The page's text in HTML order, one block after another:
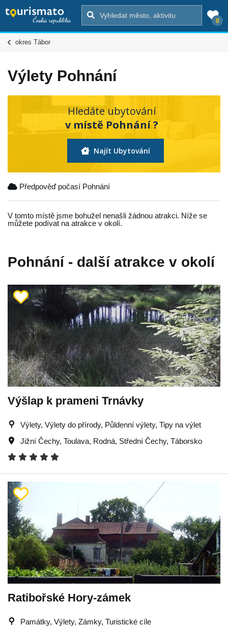
0
okres Tábor
Výlety Pohnání
Hledáte ubytování
v místě Pohnání ?
Najít Ubytování
Předpověď počasí Pohnání
V tomto místě jsme bohužel nenašli žádnou atrakci. Níže se
můžete podívat na atrakce v okolí.
Pohnání - další atrakce v okolí
Výšlap k prameni Trnávky
Výlety, Výlety do přírody, Půldenní výlety, Tipy na výlet
Jižní Čechy, Toulava, Rodná, Střední Čechy, Táborsko
Ratibořské Hory-zámek
Památky, Výlety, Zámky, Turistické cíle